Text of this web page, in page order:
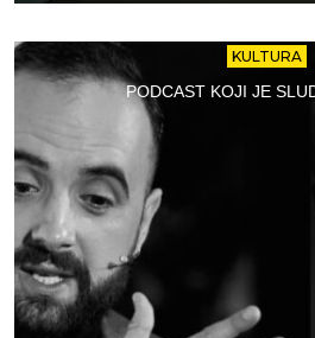
KULTURA
PODCAST KOJI JE